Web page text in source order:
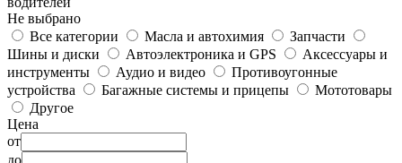
Не выбрано
Все категории
Масла и автохимия
Запчасти
Шины и диски
Автоэлектроника и GPS
Аксессуары и
инструменты
Аудио и видео
Противоугонные
устройства
Багажные системы и прицепы
Мототовары
Другое
Цена
от
до